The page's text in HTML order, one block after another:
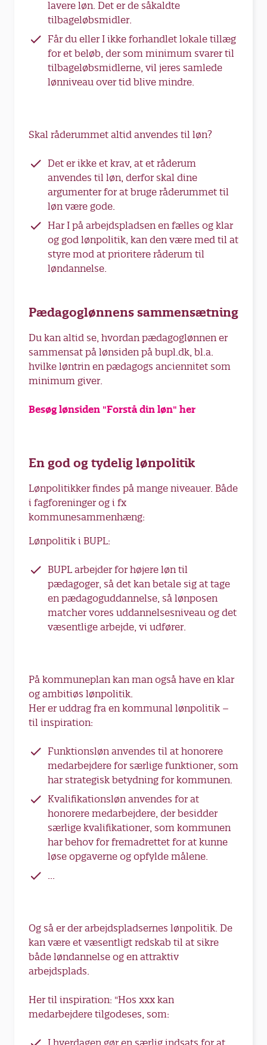
lavere løn. Det er de såkaldte
tilbageløbsmidler.
Får du eller I ikke forhandlet lokale tillæg
for et beløb, der som minimum svarer til
tilbageløbsmidlerne, vil jeres samlede
lønniveau over tid blive mindre.
Skal råderummet altid anvendes til løn?
Det er ikke et krav, at et råderum
anvendes til løn, derfor skal dine
argumenter for at bruge råderummet til
løn være gode.
Har I på arbejdspladsen en fælles og klar
og god lønpolitik, kan den være med til at
styre mod at prioritere råderum til
løndannelse.
Pædagoglønnens sammensætning
Du kan altid se, hvordan pædagoglønnen er
sammensat på lønsiden på bupl.dk, bl.a.
hvilke løntrin en pædagogs anciennitet som
minimum giver.
Besøg lønsiden "Forstå din løn" her
En god og tydelig lønpolitik
Lønpolitikker findes på mange niveauer. Både
i fagforeninger og i fx
kommunesammenhæng:
Lønpolitik i BUPL:
BUPL arbejder for højere løn til
pædagoger, så det kan betale sig at tage
en pædagoguddannelse, så lønposen
matcher vores uddannelsesniveau og det
væsentlige arbejde, vi udfører.
På kommuneplan kan man også have en klar
og ambitiøs lønpolitik.
Her er uddrag fra en kommunal lønpolitik –
til inspiration:
Funktionsløn anvendes til at honorere
medarbejdere for særlige funktioner, som
har strategisk betydning for kommunen.
Kvalifikationsløn anvendes for at
honorere medarbejdere, der besidder
særlige kvalifikationer, som kommunen
har behov for fremadrettet for at kunne
løse opgaverne og opfylde målene.
...
Og så er der arbejdspladsernes lønpolitik. De
kan være et væsentligt redskab til at sikre
både løndannelse og en attraktiv
arbejdsplads.
Her til inspiration: "Hos xxx kan
medarbejdere tilgodeses, som:
I hverdagen gør en særlig indsats for at